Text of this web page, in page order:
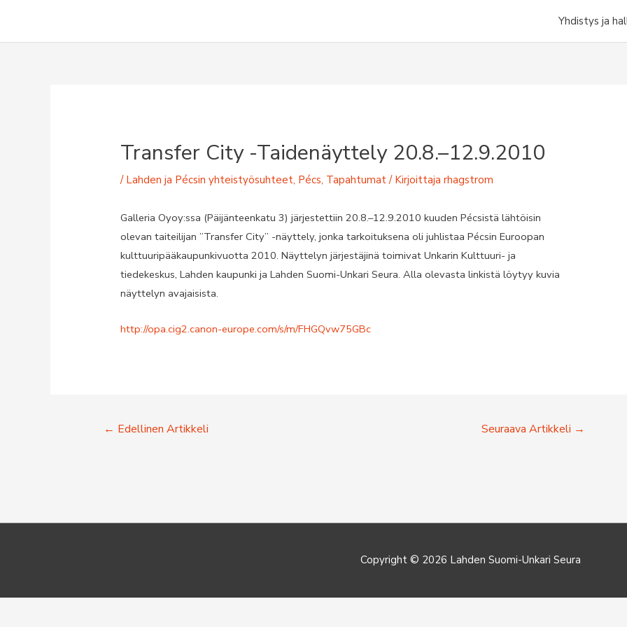
Yhdistys ja
Transfer City -taidenäyttely 20.8.–12.9.2010
/ Lahden ja Pécsin yhteistyösuhteet, Pécs, Tapahtumat/ Kirjoittajarhagstrom
Galleria Oyoy:ssa (Päijänteenkatu 3) järjestettiin 20.8.–12.9.2010 kuuden Pécsistä lähtöisin
olevan taiteilijan ”Transfer City” -näyttely, jonka tarkoituksena oli juhlistaa Pécsin Euroopan
kulttuuripääkaupunkivuotta 2010. Näyttelyn järjestäjinä toimivat Unkarin Kulttuuri- ja
tiedekeskus, Lahden kaupunki ja Lahden Suomi-Unkari Seura. Alla olevasta linkistä löytyy kuvia
näyttelyn avajaisista.
http://opa.cig2.canon-europe.com/s/m/FHGQvw75GBc
Artikkelien
← Edellinen Artikkeli Seuraava Artikkeli →
Copyright © 2026 Lahden Suomi-Unkari Seura